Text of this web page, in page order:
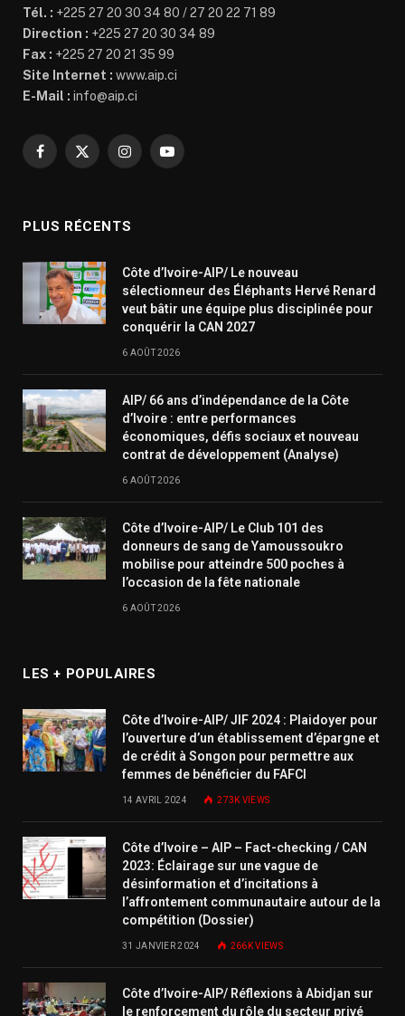
Tél. : +225 27 20 30 34 80 / 27 20 22 71 89
Direction : +225 27 20 30 34 89
Fax : +225 27 20 21 35 99
Site Internet : www.aip.ci
E-Mail : info@aip.ci
Facebook
X
InstagramYouTube
PLUS RÉCENTS
Côte d’Ivoire-AIP/ Le nouveau
sélectionneur des Éléphants Hervé Renard
veut bâtir une équipe plus disciplinée pour
conquérir la CAN 2027
6 AOÛT 2026
AIP/ 66 ans d’indépendance de la Côte
d’Ivoire : entre performances
économiques, défis sociaux et nouveau
contrat de développement (Analyse)
6 AOÛT 2026
Côte d’Ivoire-AIP/ Le Club 101 des
donneurs de sang de Yamoussoukro
mobilise pour atteindre 500 poches à
l’occasion de la fête nationale
6 AOÛT 2026
LES + POPULAIRES
Côte d’Ivoire-AIP/ JIF 2024 : Plaidoyer pour
l’ouverture d’un établissement d’épargne et
de crédit à Songon pour permettre aux
femmes de bénéficier du FAFCI
14 AVRIL 2024 273K VIEWS
Côte d’Ivoire – AIP – Fact-checking / CAN
2023: Éclairage sur une vague de
désinformation et d’incitations à
l’affrontement communautaire autour de la
compétition (Dossier)
31 JANVIER 2024 266KVIEWS
Côte d’Ivoire-AIP/ Réflexions à Abidjan sur
le renforcement du rôle du secteur privé